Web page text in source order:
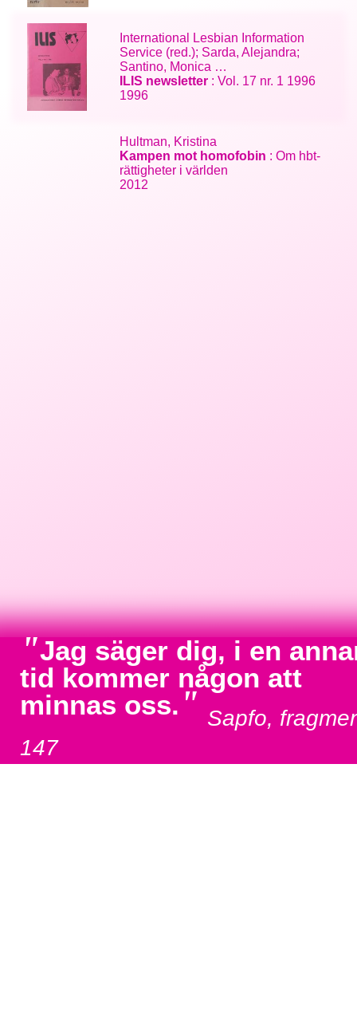
International Lesbian Information
Service (red.); Sarda, Alejandra;
Santino, Monica …
ILIS newsletter : Vol. 17 nr. 1 1996
1996
Hultman, Kristina
Kampen mot homofobin : Om hbt-
rättigheter i världen
2012
"Jag säger dig, i en
tid kommer någon att
minnas oss. " Sapfo,
147